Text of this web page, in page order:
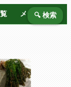
メーカー別
🔍 検索